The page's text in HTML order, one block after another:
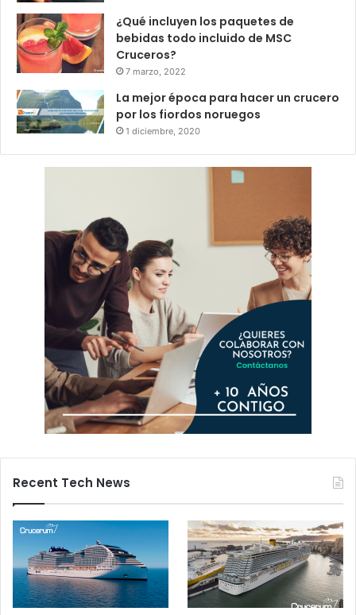
¿Qué incluyen los paquetes de
bebidas todo incluido de MSC
Cruceros?
7 marzo, 2022
La mejor época para hacer un crucero
por los fiordos noruegos
1 diciembre, 2020
Recent Tech News